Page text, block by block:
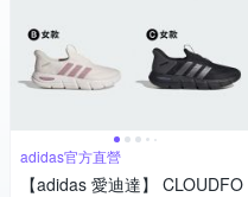
adidas官方直營
【adidas 愛迪達】 CLOUDFO